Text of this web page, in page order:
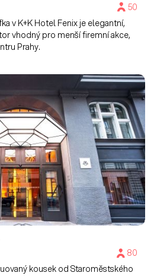
50
v K+K Hotel Fenix je elegantní,
vhodný pro menší firemní akce,
Prahy.
80
kousek od Staroměstského